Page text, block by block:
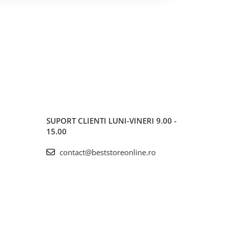
SUPORT CLIENTI LUNI-VINERI 9.00 -
15.00
contact@beststoreonline.ro